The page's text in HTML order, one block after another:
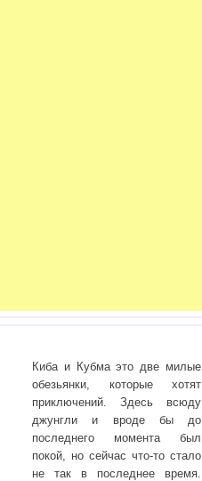
Киба и Кубма это две милые
обезьянки, которые хотят
приключений. Здесь всюду
джунгли и вроде бы до
последнего момента был
покой, но сейчас что-то стало
не так в последнее время.